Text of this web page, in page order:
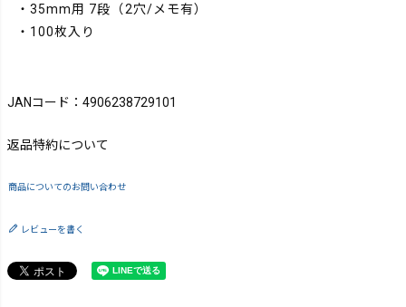
・35mm用 7段（2穴/メモ有）
・100枚入り
JANコード：4906238729101
返品特約について
商品についてのお問い合わせ
レビューを書く